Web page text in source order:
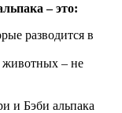
– это:
разводится в
животных – не
и Бэби альпака